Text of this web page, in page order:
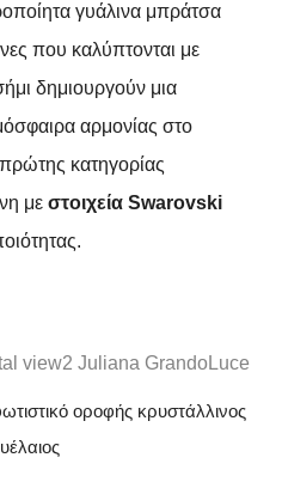
γυάλινα μπράτσα
που καλύπτονται με
δημιουργούν μια
αρμονίας στο
κατηγορίας
με στοιχεία Swarovski
οροφής κρυστάλλινος